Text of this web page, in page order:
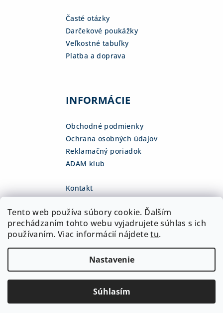
Tento web používa súbory cookie. Ďalším
prechádzaním tohto webu vyjadrujete súhlas s ich
používaním. Viac informácií nájdetetu.
Nastavenie
Súhlasím
Časté otázky
Darčekové poukážky
Veľkostné tabuľky
Platba a doprava
INFORMÁCIE
Obchodné podmienky
Ochrana osobných údajov
Reklamačný poriadok
ADAM klub
Kontakt
+421 918 468 475
fb.com/adamshop.sk
adamshop.sk
Vytvoril Shoptet